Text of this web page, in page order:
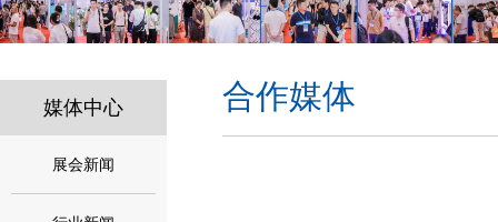
媒体中心
展会新闻
合作媒体